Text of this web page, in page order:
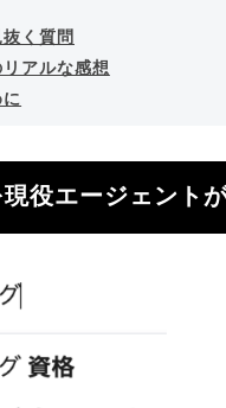
く質問
アルな感想
役エージェント